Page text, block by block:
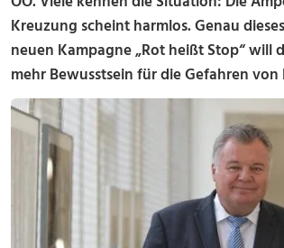
Kreuzung scheint harmlos. Genau
neuen Kampagne „Rot heißt Stop“ will
mehr Bewusstsein für die Gefahren